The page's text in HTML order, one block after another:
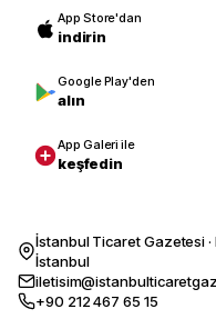
App Store'dan
indirin
Google Play'den
alın
App Galeri ile
keşfedin
İstanbul Ticaret Gazetesi ·
İstanbul
+90 212 467 65 15